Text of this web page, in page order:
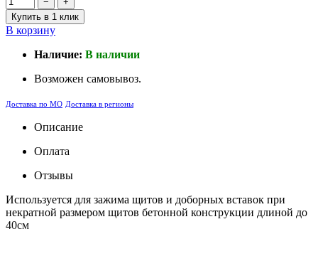
Купить в 1 клик
В корзину
Наличие: В наличии
Возможен самовывоз.
Доставка по МО Доставка в регионы
Описание
Оплата
Отзывы
Используется для зажима щитов и доборных вставок при
некратной размером щитов бетонной конструкции длиной до
40см